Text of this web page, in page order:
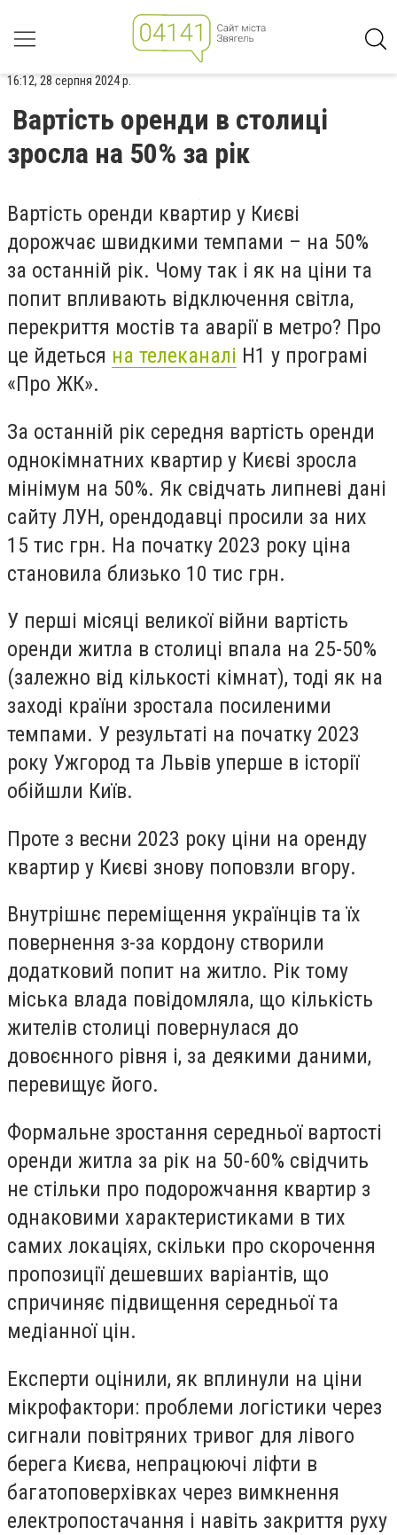
16:12, 28 серпня 2024 р.
Вартість оренди в столиці
зросла на 50% за рік
Вартість оренди квартир у Києві
дорожчає швидкими темпами – на 50%
за останній рік. Чому так і як на ціни та
попит впливають відключення світла,
перекриття мостів та аварії в метро? Про
це йдеться на телеканалі Н1 у програмі
«Про ЖК».
За останній рік середня вартість оренди
однокімнатних квартир у Києві зросла
мінімум на 50%. Як свідчать липневі дані
сайту ЛУН, орендодавці просили за них
15 тис грн. На початку 2023 року ціна
становила близько 10 тис грн.
У перші місяці великої війни вартість
оренди житла в столиці впала на 25-50%
(залежно від кількості кімнат), тоді як на
заході країни зростала посиленими
темпами. У результаті на початку 2023
року Ужгород та Львів уперше в історії
обійшли Київ.
Проте з весни 2023 року ціни на оренду
квартир у Києві знову поповзли вгору.
Внутрішнє переміщення українців та їх
повернення з-за кордону створили
додатковий попит на житло. Рік тому
міська влада повідомляла, що кількість
жителів столиці повернулася до
довоєнного рівня і, за деякими даними,
перевищує його.
Формальне зростання середньої вартості
оренди житла за рік на 50-60% свідчить
не стільки про подорожчання квартир з
однаковими характеристиками в тих
самих локаціях, скільки про скорочення
пропозиції дешевших варіантів, що
спричиняє підвищення середньої та
медіанної цін.
Експерти оцінили, як вплинули на ціни
мікрофактори: проблеми логістики через
сигнали повітряних тривог для лівого
берега Києва, непрацюючі ліфти в
багатоповерхівках через вимкнення
електропостачання і навіть закриття руху